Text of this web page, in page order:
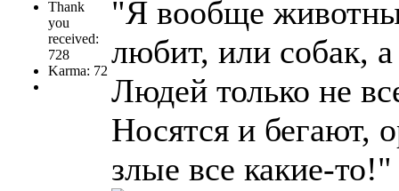
Thank
you
received:
728
Karma: 72
"Я вообще
любит, или собак,
Людей только не
Носятся и бегают,
злые все какие-то!"